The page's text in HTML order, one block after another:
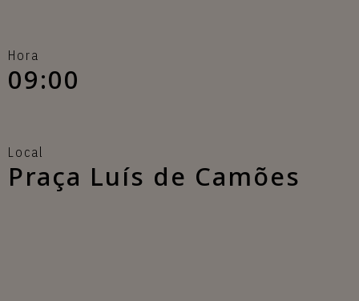
Hora
09:00
Local
Praça Luís de Camões